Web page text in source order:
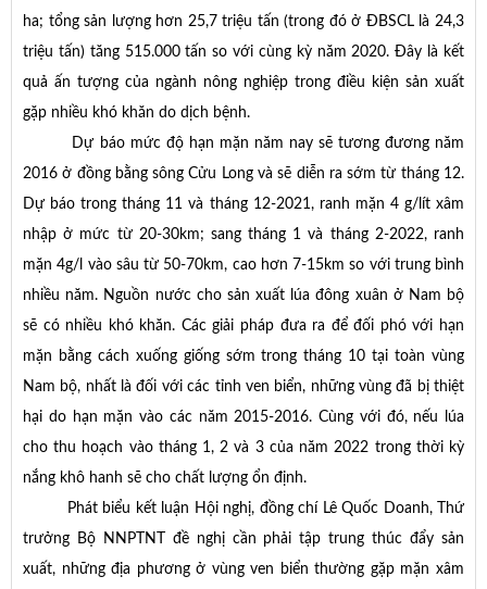
ha; tổng sản lượng hơn 25,7 triệu tấn (trong đó ở ĐBSCL là 24,3
triệu tấn) tăng 515.000 tấn so với cùng kỳ năm 2020. Đây là kết
quả ấn tượng của ngành nông nghiệp trong điều kiện sản xuất
gặp nhiều khó khăn do dịch bệnh.
Dự báo mức độ hạn mặn năm nay sẽ tương đương năm
2016 ở đồng bằng sông Cửu Long và sẽ diễn ra sớm từ tháng 12.
Dự báo trong tháng 11 và tháng 12-2021, ranh mặn 4 g/lít xâm
nhập ở mức từ 20-30km; sang tháng 1 và tháng 2-2022, ranh
mặn 4g/l vào sâu từ 50-70km, cao hơn 7-15km so với trung bình
nhiều năm. Nguồn nước cho sản xuất lúa đông xuân ở Nam bộ
sẽ có nhiều khó khăn. Các giải pháp đưa ra để đối phó với hạn
mặn bằng cách xuống giống sớm trong tháng 10 tại toàn vùng
Nam bộ, nhất là đối với các tỉnh ven biển, những vùng đã bị thiệt
hại do hạn mặn vào các năm 2015-2016. Cùng với đó, nếu lúa
cho thu hoạch vào tháng 1, 2 và 3 của năm 2022 trong thời kỳ
nắng khô hanh sẽ cho chất lượng ổn định.
Phát biểu kết luận Hội nghị, đồng chí Lê Quốc Doanh, Thứ
trưởng Bộ NNPTNT đề nghị cần phải tập trung thúc đẩy sản
xuất, những địa phương ở vùng ven biển thường gặp mặn xâm